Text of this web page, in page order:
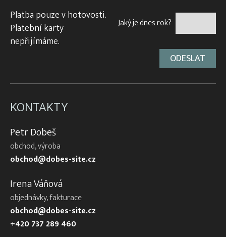
Platba pouze v hotovosti.
Platební karty
nepřijímáme.
Jaký je dnes rok?
KONTAKTY
Petr Dobeš
obchod, výroba
obchod@dobes-site.cz
Irena Váňová
objednávky, fakturace
obchod@dobes-site.cz
+420 737 289 460